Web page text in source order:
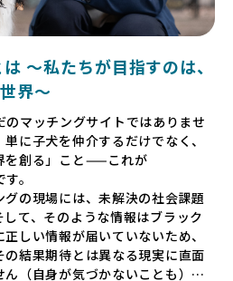
〜私たちが目指すのは、
界〜
マッチングサイトではありませ
に子犬を仲介するだけでなく、
を創る」こと——これが
。
の現場には、未解決の社会課題
て、そのような情報はブラック
しい情報が届いていないため、
結果期待とは異なる現実に直面
（自身が気づかないことも）。